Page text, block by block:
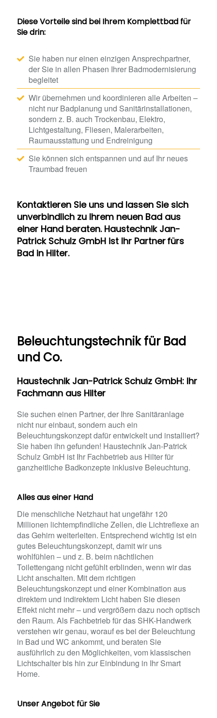
Diese Vorteile sind bei Ihrem Komplettbad für
Sie drin:
Sie haben nur einen einzigen Ansprechpartner,
der Sie in allen Phasen Ihrer Badmodernisierung
begleitet
Wir übernehmen und koordinieren alle Arbeiten –
nicht nur Badplanung und Sanitärinstallationen,
sondern z. B. auch Trockenbau, Elektro,
Lichtgestaltung, Fliesen, Malerarbeiten,
Raumausstattung und Endreinigung
Sie können sich entspannen und auf Ihr neues
Traumbad freuen
Kontaktieren Sie uns und lassen Sie sich
unverbindlich zu Ihrem neuen Bad aus
einer Hand beraten. Haustechnik Jan-
Patrick Schulz GmbH ist Ihr Partner fürs
Bad in Hilter.
Beleuchtungstechnik für Bad
und Co.
Haustechnik Jan-Patrick Schulz GmbH: Ihr
Fachmann aus Hilter
Sie suchen einen Partner, der Ihre Sanitäranlage
nicht nur einbaut, sondern auch ein
Beleuchtungskonzept dafür entwickelt und installiert?
Sie haben ihn gefunden! Haustechnik Jan-Patrick
Schulz GmbH ist Ihr Fachbetrieb aus Hilter für
ganzheitliche Badkonzepte inklusive Beleuchtung.
Alles aus einer Hand
Die menschliche Netzhaut hat ungefähr 120
Millionen lichtempfindliche Zellen, die Lichtreflexe an
das Gehirn weiterleiten. Entsprechend wichtig ist ein
gutes Beleuchtungskonzept, damit wir uns
wohlfühlen – und z. B. beim nächtlichen
Toilettengang nicht gefühlt erblinden, wenn wir das
Licht anschalten. Mit dem richtigen
Beleuchtungskonzept und einer Kombination aus
direktem und indirektem Licht haben Sie diesen
Effekt nicht mehr – und vergrößern dazu noch optisch
den Raum. Als Fachbetrieb für das SHK-Handwerk
verstehen wir genau, worauf es bei der Beleuchtung
in Bad und WC ankommt, und beraten Sie
ausführlich zu den Möglichkeiten, vom klassischen
Lichtschalter bis hin zur Einbindung in Ihr Smart
Home.
Unser Angebot für Sie